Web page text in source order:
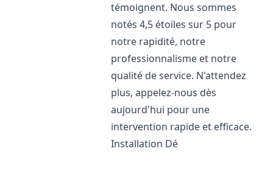
témoignent. Nous sommes
notés 4,5 étoiles sur 5 pour
notre rapidité, notre
professionnalisme et notre
qualité de service. N'attendez
plus, appelez-nous dès
aujourd'hui pour une
intervention rapide et efficace.
Installation Dé